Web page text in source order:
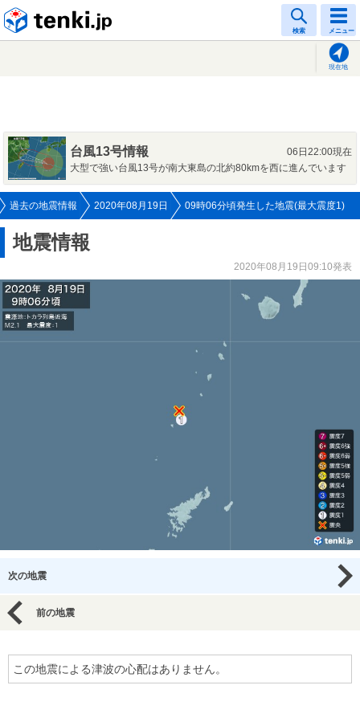
検索 メニュー
現在地
台風13号情報
06日22:00現在
大型で強い台風13号が南大東島の北約80kmを西に進んでいます
過去の地震情報 2020年08月19日 09時06分頃発生した地震(最大震度1)
地震情報
2020年08月19日09:10発表
次の地震
前の地震
この地震による津波の心配はありません。